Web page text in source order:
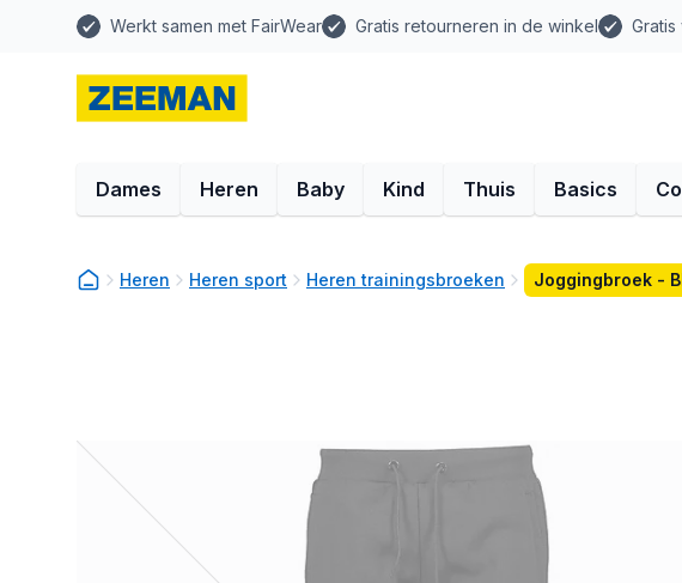
Werkt samen met FairWear Gratis retourneren in de winkel
Dames Heren Baby Kind Thuis Basics
Heren Heren sport Heren trainingsbroeken Joggingbroek -